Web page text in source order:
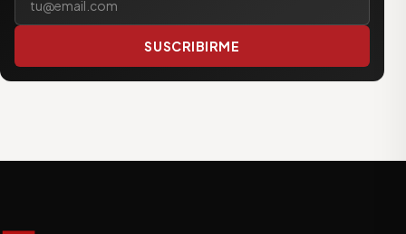
SUSCRIBIRME